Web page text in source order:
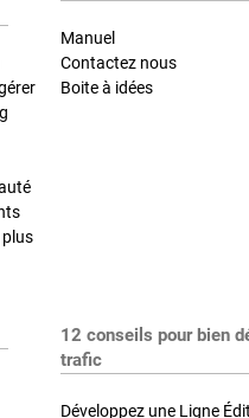
Manuel
Contactez nous
Boite à idées
12 conseils pour bien
trafic
Développez une Ligne